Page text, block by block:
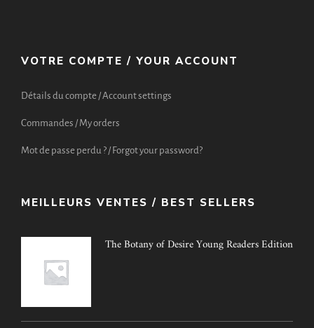
VOTRE COMPTE / YOUR ACCOUNT
Détails du compte / Account settings
Commandes / My orders
Mot de passe perdu ? / Forgot your password?
MEILLEURS VENTES / BEST SELLERS
The Botany of Desire Young Readers Edition